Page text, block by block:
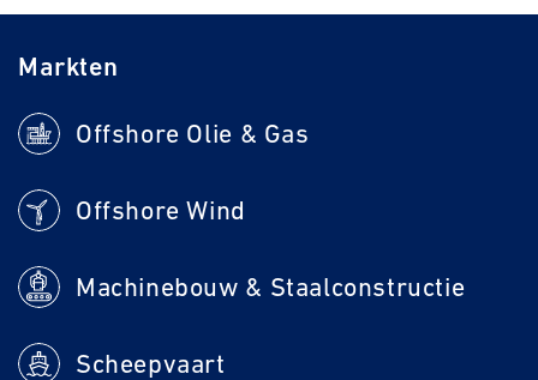
Markten
Offshore Olie & Gas
Offshore Wind
Machinebouw & Staalconstructie
Scheepvaart